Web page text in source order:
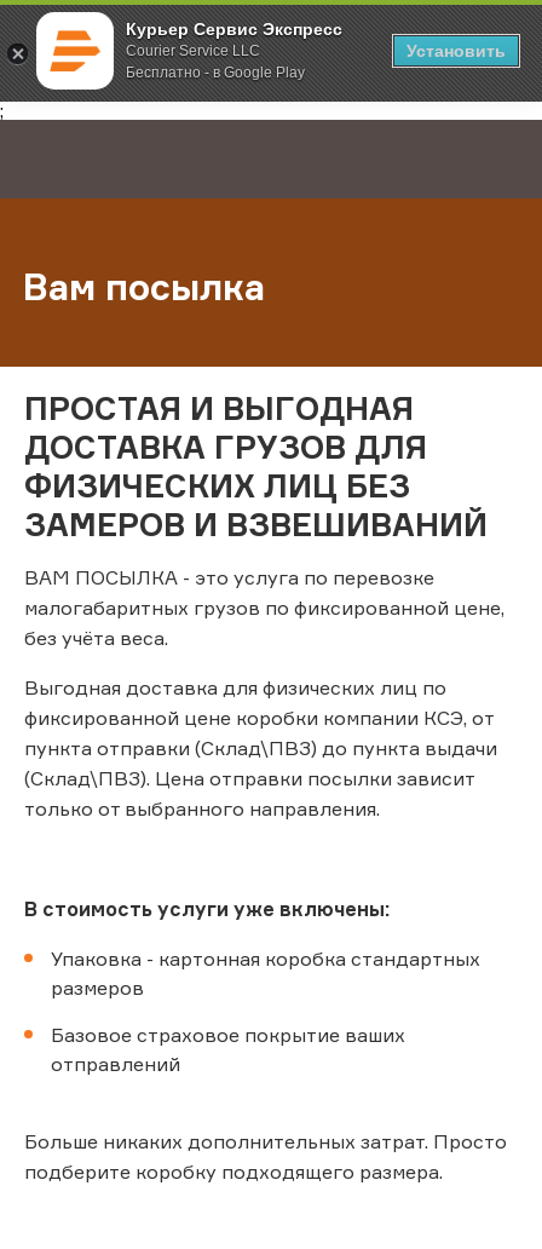
Курьер Сервис Экспресс
Courier Service LLC
Бесплатно - в Google Play
Установить
;
Главная Услуги Вам посылка
Вам посылка
ПРОСТАЯ И ВЫГОДНАЯ
ДОСТАВКА ГРУЗОВ ДЛЯ
ФИЗИЧЕСКИХ ЛИЦ БЕЗ
ЗАМЕРОВ И ВЗВЕШИВАНИЙ
ВАМ ПОСЫЛКА - это услуга по перевозке
малогабаритных грузов по фиксированной цене,
без учёта веса.
Выгодная доставка для физических лиц по
фиксированной цене коробки компании КСЭ, от
пункта отправки (Склад\ПВЗ) до пункта выдачи
(Склад\ПВЗ). Цена отправки посылки зависит
только от выбранного направления.
В стоимость услуги уже включены:
Упаковка - картонная коробка стандартных
размеров
Базовое страховое покрытие ваших
отправлений
Больше никаких дополнительных затрат. Просто
подберите коробку подходящего размера.